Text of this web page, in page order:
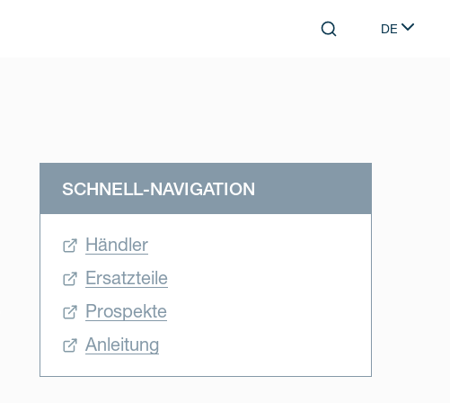
Search DE
Select
SCHNELL-NAVIGATION
Händler
Ersatzteile
Prospekte
Anleitung